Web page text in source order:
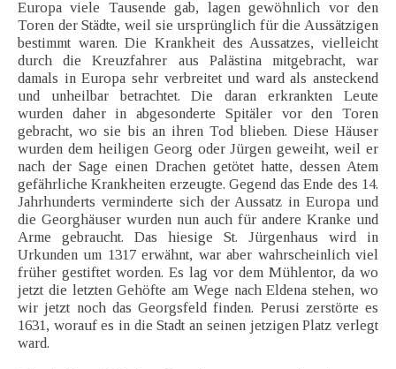
Europa viele Tausende gab, lagen gewöhnlich vor den
Toren der Städte, weil sie ursprünglich für die Aussätzigen
bestimmt waren. Die Krankheit des Aussatzes, vielleicht
durch die Kreuzfahrer aus Palästina mitgebracht, war
damals in Europa sehr verbreitet und ward als ansteckend
und unheilbar betrachtet. Die daran erkrankten Leute
wurden daher in abgesonderte Spitäler vor den Toren
gebracht, wo sie bis an ihren Tod blieben. Diese Häuser
wurden dem heiligen Georg oder Jürgen geweiht, weil er
nach der Sage einen Drachen getötet hatte, dessen Atem
gefährliche Krankheiten erzeugte. Gegend das Ende des 14.
Jahrhunderts verminderte sich der Aussatz in Europa und
die Georghäuser wurden nun auch für andere Kranke und
Arme gebraucht. Das hiesige St. Jürgenhaus wird in
Urkunden um 1317 erwähnt, war aber wahrscheinlich viel
früher gestiftet worden. Es lag vor dem Mühlentor, da wo
jetzt die letzten Gehöfte am Wege nach Eldena stehen, wo
wir jetzt noch das Georgsfeld finden. Perusi zerstörte es
1631, worauf es in die Stadt an seinen jetzigen Platz verlegt
ward.